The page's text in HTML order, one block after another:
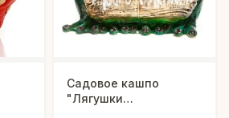
Садовое кашпо
"Лягушки